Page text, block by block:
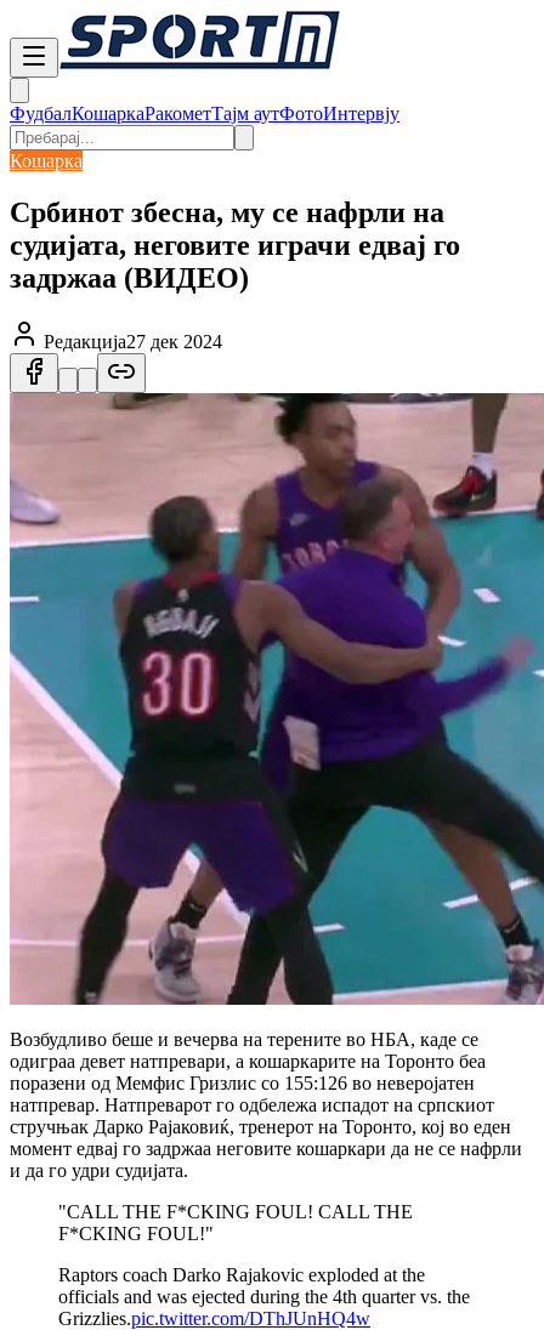
ФудбалКошаркаРакометТајм аутФотоИнтервју
Кошарка
Србинот збесна, му се нафрли на
судијата, неговите играчи едвај го
задржаа (ВИДЕО)
Редакција27 дек 2024
Возбудливо беше и вечерва на терените во НБА, каде се
одиграа девет натпревари, а кошаркарите на Торонто беа
поразени од Мемфис Гризлис со 155:126 во неверојатен
натпревар. Натпреварот го одбележа испадот на српскиот
стручњак Дарко Рајаковиќ, тренерот на Торонто, кој во еден
момент едвај го задржаа неговите кошаркари да не се нафрли
и да го удри судијата.
"CALL THE F*CKING FOUL! CALL THE
F*CKING FOUL!"
Raptors coach Darko Rajakovic exploded at the
officials and was ejected during the 4th quarter vs. the
Grizzlies.pic.twitter.com/DThJUnHQ4w